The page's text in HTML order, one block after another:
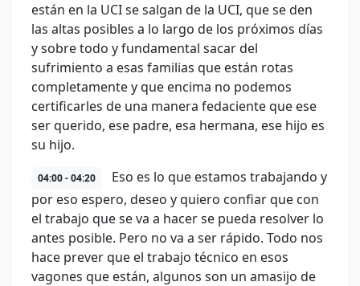
están en la UCI se salgan de la UCI, que se den
las altas posibles a lo largo de los próximos días
y sobre todo y fundamental sacar del
sufrimiento a esas familias que están rotas
completamente y que encima no podemos
certificarles de una manera fedaciente que ese
ser querido, ese padre, esa hermana, ese hijo es
su hijo.
04:00 - 04:20
Eso es lo que estamos trabajando y
por eso espero, deseo y quiero confiar que con
el trabajo que se va a hacer se pueda resolver lo
antes posible. Pero no va a ser rápido. Todo nos
hace prever que el trabajo técnico en esos
vagones que están, algunos son un amasijo de